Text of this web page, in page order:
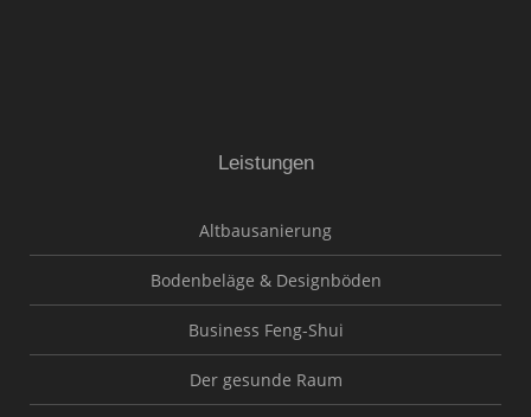
Leistungen
Altbausanierung
Bodenbeläge & Designböden
Business Feng-Shui
Der gesunde Raum